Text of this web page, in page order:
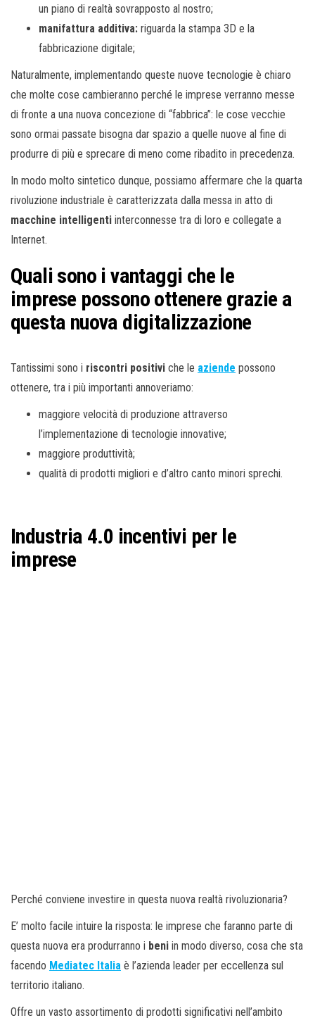
un piano di realtà sovrapposto al nostro;
manifattura additiva: riguarda la stampa 3D e la
fabbricazione digitale;
Naturalmente, implementando queste nuove tecnologie è chiaro
che molte cose cambieranno perché le imprese verranno messe
di fronte a una nuova concezione di “fabbrica”: le cose vecchie
sono ormai passate bisogna dar spazio a quelle nuove al fine di
produrre di più e sprecare di meno come ribadito in precedenza.
In modo molto sintetico dunque, possiamo affermare che la quarta
rivoluzione industriale è caratterizzata dalla messa in atto di
macchine intelligenti interconnesse tra di loro e collegate a
Internet.
Quali sono i vantaggi che le
imprese possono ottenere grazie a
questa nuova digitalizzazione
Tantissimi sono i riscontri positivi che le aziende possono
ottenere, tra i più importanti annoveriamo:
maggiore velocità di produzione attraverso
l’implementazione di tecnologie innovative;
maggiore produttività;
qualità di prodotti migliori e d’altro canto minori sprechi.
Industria 4.0 incentivi per le
imprese
Perché conviene investire in questa nuova realtà rivoluzionaria?
E’ molto facile intuire la risposta: le imprese che faranno parte di
questa nuova era produrranno i beni in modo diverso, cosa che sta
facendo Mediatec Italia è l’azienda leader per eccellenza sul
territorio italiano.
Offre un vasto assortimento di prodotti significativi nell’ambito